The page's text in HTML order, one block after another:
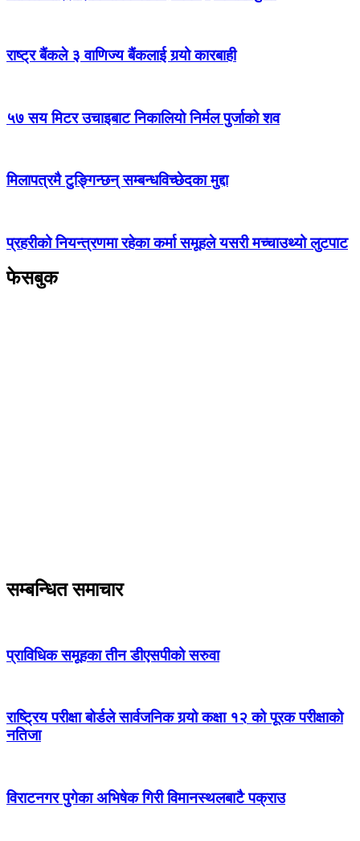
राष्ट्र बैंकले ३ वाणिज्य बैंकलाई गर्‍यो कारबाही
५७ सय मिटर उचाइबाट निकालियो निर्मल पुर्जाको शव
मिलापत्रमै टुङ्गिन्छन् सम्बन्धविच्छेदका मुद्दा
प्रहरीको नियन्त्रणमा रहेका कर्मा समूहले यसरी मच्चाउथ्यो लुटपाट
फेसबुक
सम्बन्धित समाचार
प्राविधिक समूहका तीन डीएसपीको सरुवा
राष्ट्रिय परीक्षा बोर्डले सार्वजनिक गर्‍यो कक्षा १२ को पूरक परीक्षाको
नतिजा
विराटनगर पुगेका अभिषेक गिरी विमानस्थलबाटै पक्राउ